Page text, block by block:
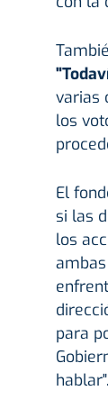
varias
los
El
si las
los
para
hablar".